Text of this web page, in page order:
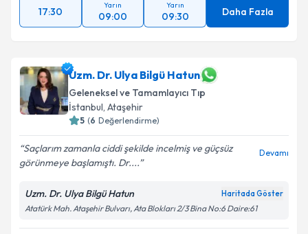
17:30
Yarın
09:00
Yarın
09:30 Daha Fazla
Uzm. Dr. Ulya Bilgü Hatun
Geleneksel ve Tamamlayıcı Tıp
İstanbul, Ataşehir
5 (6 Değerlendirme)
Saçlarım zamanla ciddi şekilde incelmiş ve güçsüz
görünmeye başlamıştı. Dr....
Devamı
Uzm. Dr. Ulya Bilgü Hatun Haritada Göster
Atatürk Mah. Ataşehir Bulvarı, Ata Blokları 2/3 Bina No:6 Daire:61